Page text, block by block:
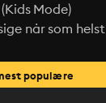
Mode)
når som helst
populære